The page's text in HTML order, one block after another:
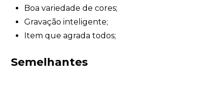
Boa variedade de cores;
Gravação inteligente;
Item que agrada todos;
Semelhantes